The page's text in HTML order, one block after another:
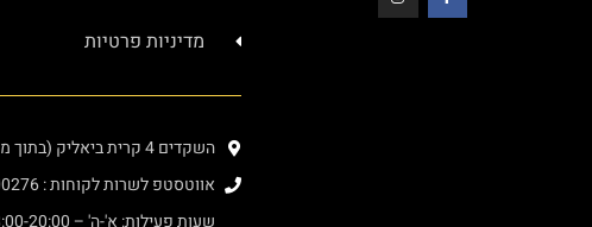
מדיניות פרטיות
השקדים 4 קרית ביאליק (בתוך מרכז סביניה)
אווטסטפ לשרות לקוחות : 052-4000276
שעות פעילות: א'-ה' – 08:00-20:00